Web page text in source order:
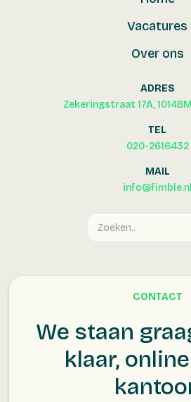
Vacatures
Over ons
ADRES
Zekeringstraat 17A,
TEL
020-2616432
MAIL
info@fimble.nl
CONTACT
We staan
klaar,